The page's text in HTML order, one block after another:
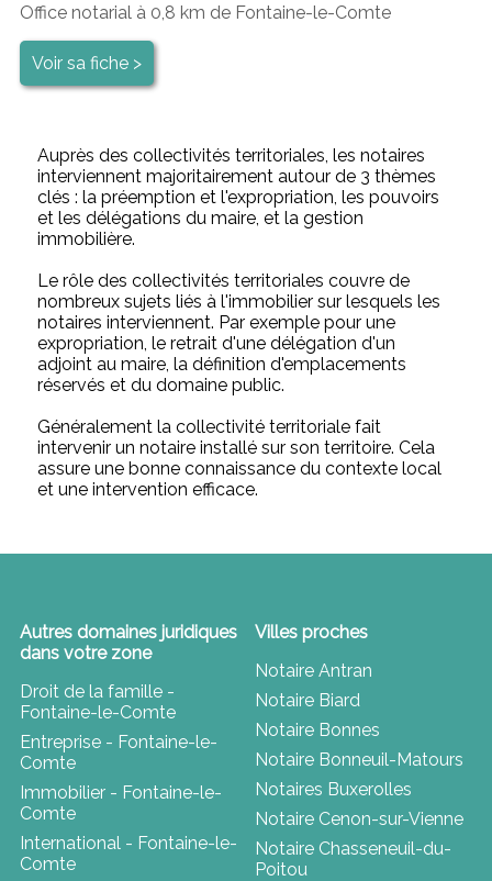
Office notarial à 0,8 km de Fontaine-le-Comte
Voir sa fiche >
Auprès des collectivités territoriales, les notaires
interviennent majoritairement autour de 3 thèmes
clés : la préemption et l'expropriation, les pouvoirs
et les délégations du maire, et la gestion
immobilière.
Le rôle des collectivités territoriales couvre de
nombreux sujets liés à l'immobilier sur lesquels les
notaires interviennent. Par exemple pour une
expropriation, le retrait d'une délégation d'un
adjoint au maire, la définition d'emplacements
réservés et du domaine public.
Généralement la collectivité territoriale fait
intervenir un notaire installé sur son territoire. Cela
assure une bonne connaissance du contexte local
et une intervention efficace.
Autres domaines juridiques
dans votre zone
Droit de la famille -
Fontaine-le-Comte
Entreprise - Fontaine-le-
Comte
Immobilier - Fontaine-le-
Comte
International - Fontaine-le-
Comte
Villes proches
Notaire Antran
Notaire Biard
Notaire Bonnes
Notaire Bonneuil-Matours
Notaires Buxerolles
Notaire Cenon-sur-Vienne
Notaire Chasseneuil-du-
Poitou